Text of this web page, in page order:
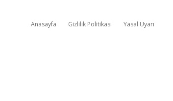
Anasayfa Gizlilik Politikası Yasal Uyarı